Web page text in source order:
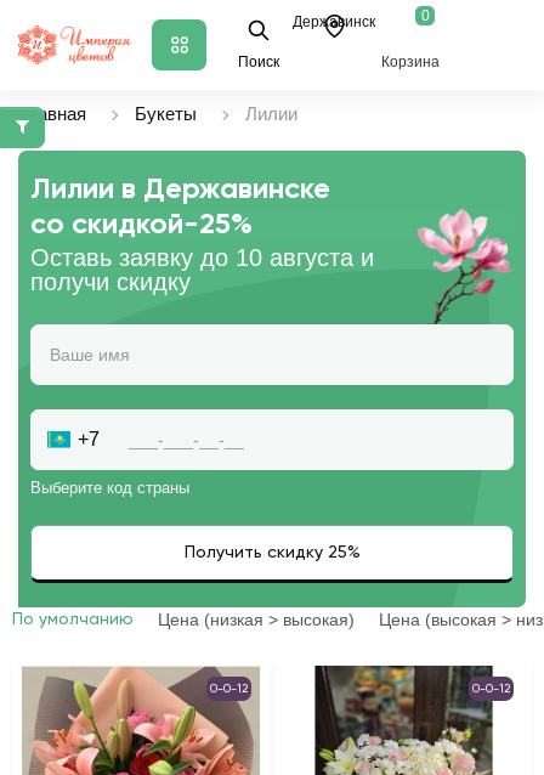
Поиск
Державинск 0
Корзина
Главная Букеты Лилии
Лилии в Державинске
со скидкой-25%
Оставь заявку до 10 августа и
получи скидку
+7
Выберите код страны
По умолчанию Цена (низкая > высокая) Цена (высокая >
0-0-12 0-0-12